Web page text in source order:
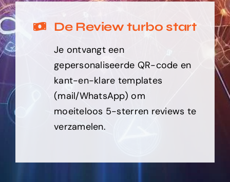
De Review turbo start
Je ontvangt een
gepersonaliseerde QR-code en
kant-en-klare templates
(mail/WhatsApp) om
moeiteloos 5-sterren reviews te
verzamelen.